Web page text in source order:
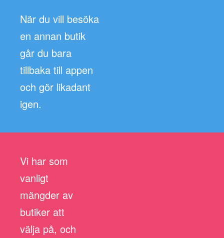
När du vill besöka
en annan butik
går du bara
tillbaka till appen
och gör likadant
igen.
Vi har som
vanligt
mängder av
butiker att
välja på, och